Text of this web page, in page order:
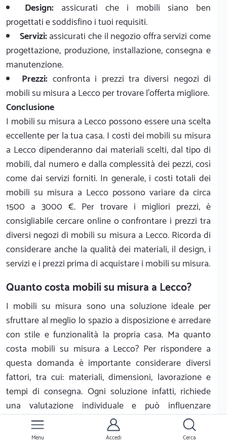
Design: assicurati che i mobili siano ben
progettati e soddisfino i tuoi requisiti.
Servizi:assicurati che il negozio offra servizi come
progettazione, produzione, installazione, consegna e
manutenzione.
Prezzi: confronta i prezzi tra diversi negozi di
mobili su misura a Lecco per trovare l'offerta migliore.
Conclusione
I mobili su misura a Lecco possono essere una scelta
eccellente per la tua casa. I costi dei mobili su misura
a Lecco dipenderanno dai materiali scelti, dal tipo di
mobili, dal numero e dalla complessità dei pezzi, così
come dai servizi forniti. In generale, i costi totali dei
mobili su misura a Lecco possono variare da circa
1500 a 3000 €. Per trovare i migliori prezzi, è
consigliabile cercare online o confrontare i prezzi tra
diversi negozi di mobili su misura a Lecco. Ricorda di
considerare anche la qualità dei materiali, il design, i
servizi e i prezzi prima di acquistare i mobili su misura.
Quanto costa mobili su misura a Lecco?
I mobili su misura sono una soluzione ideale per
sfruttare al meglio lo spazio a disposizione e arredare
con stile e funzionalità la propria casa. Ma quanto
costa mobili su misura a Lecco? Per rispondere a
questa domanda è importante considerare diversi
fattori, tra cui: materiali, dimensioni, lavorazione e
tempi di consegna. Ogni soluzione infatti, richiede
una valutazione individuale e può influenzare
notevolmente il prezzo finale.
Tipologie di mobili su misura
Menu Accedi Cerca